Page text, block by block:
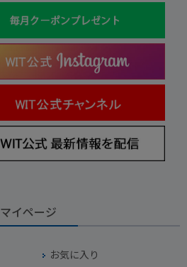
マイページ
お気に入り